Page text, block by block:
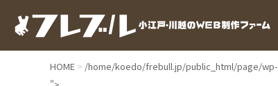
HOME /home/koedo/frebull.jp/public_html/page/